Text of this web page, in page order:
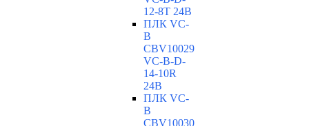
12-8T 24В
ПЛК VC-
B
CBV10029
VC-В-D-
14-10R
24В
ПЛК VC-
B
CBV10030